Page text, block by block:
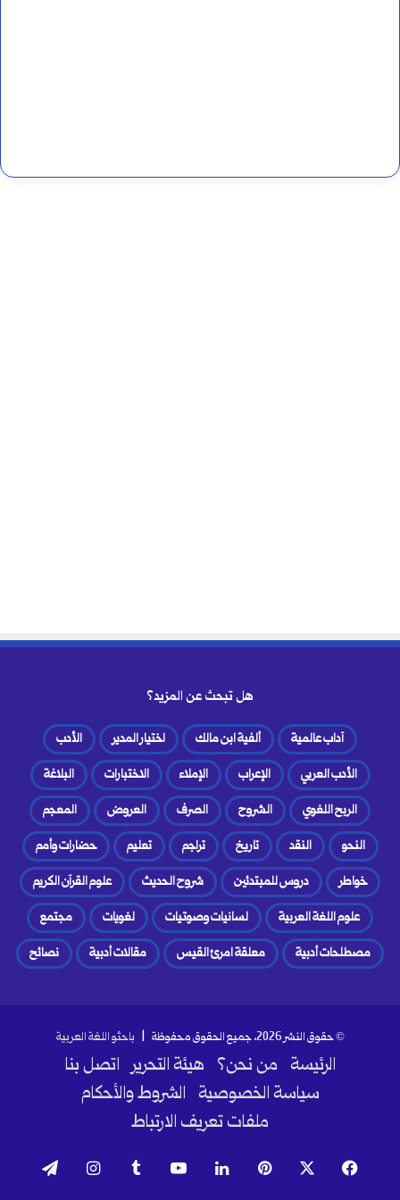
هل تبحث عن المزيد؟
آداب عالمية ألفية ابن مالك اختيار المدير
الأدب
الأدب العربي
الإعراب الإملاء الاختبارات
البلاغة
الربح اللغوي
الشروح الصرف العروض
المعجم
النحو
النقد تاريخ تراجم تعليم
حضارات وأمم
خواطر
دروس للمبتدئين شروح الحديث
علوم القرآن الكريم
علوم اللغة العربية
لسانيات وصوتيات لغويات
مجتمع
مصطلحات أدبية
معلقة امرئ القيس مقالات أدبية نصائح
© حقوق النشر 2026، جميع الحقوق محفوظة | باحثو اللغة العربية
الرئيسة من نحن؟ هيئة التحرير اتصل بنا
سياسة الخصوصية الشروط والأحكام
ملفات تعريف الارتباط
فيسبوك بينتيريست لينكدإن ‫YouTube انستقرام